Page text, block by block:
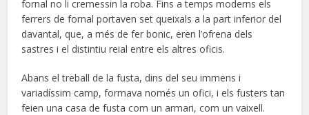
fornal no li cremessin la roba. Fins a temps moderns els
ferrers de fornal portaven set queixals a la part inferior del
davantal, que, a més de fer bonic, eren l’ofrena dels
sastres i el distintiu reial entre els altres oficis.
Abans el treball de la fusta, dins del seu immens i
variadíssim camp, formava només un ofici, i els fusters tan
feien una casa de fusta com un armari, com un vaixell.